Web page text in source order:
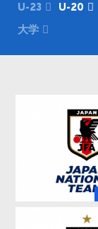
U-23 U-20
大学